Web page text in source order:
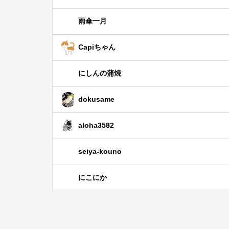
雨傘一月
Capiちゃん
にしんの蒲焼
dokusame
aloha3582
seiya-kouno
にこにか